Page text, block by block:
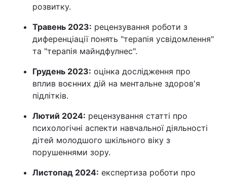
розвитку.
Травень 2023: рецензування роботи з
диференціації понять "терапія усвідомлення"
та "терапія майндфулнес".
Грудень 2023: оцінка дослідження про
вплив воєнних дій на ментальне здоров'я
підлітків.
Лютий 2024: рецензування статті про
психологічні аспекти навчальної діяльності
дітей молодшого шкільного віку з
порушеннями зору.
Листопад 2024: експертиза роботи про